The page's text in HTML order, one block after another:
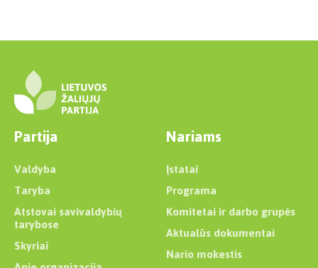
Partija
Valdyba
Taryba
Atstovai savivaldybių
tarybose
Skyriai
Nariams
Įstatai
Programa
Komitetai ir darbo grupės
Aktualūs dokumentai
Nario mokestis